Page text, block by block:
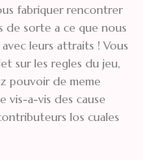
fabriquer rencontrer
de sorte a ce que nous
leurs attraits ! Vous
sur les regles du jeu,
pouvoir de meme
vis-a-vis des cause
los cuales